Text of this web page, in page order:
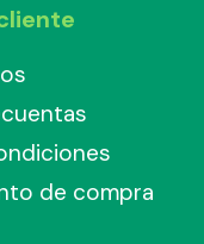
de compra